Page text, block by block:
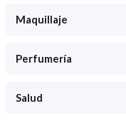
Maquillaje
Perfumería
Salud